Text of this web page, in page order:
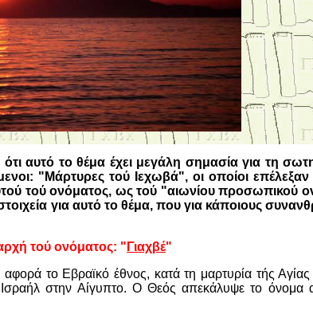
αυτό το θέμα έχει μεγάλη σημασία για τη
"Μάρτυρες τού Ιεχωβά", οι οποίοι επέλεξαν
τού ονόματος, ως τού "αιωνίου προσωπικού
για αυτό το θέμα, που για κάποιους
τού ονόματος: " Γιαχβέ"
το Εβραϊκό έθνος, κατά τη μαρτυρία τής
στην Αίγυπτο. Ο Θεός απεκάλυψε το όνομα